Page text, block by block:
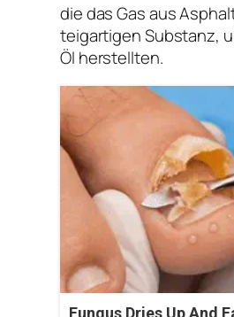
die das Gas aus
teigartigen Substanz,
Öl herstellten.
Fungus Dries Up And